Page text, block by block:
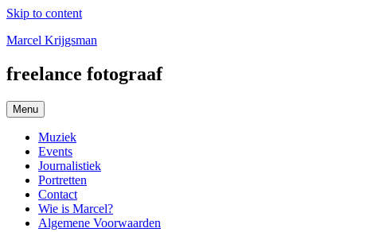
Skip to content
Marcel Krijgsman
freelance fotograaf
Menu
Muziek
Events
Journalistiek
Portretten
Contact
Wie is Marcel?
Algemene Voorwaarden